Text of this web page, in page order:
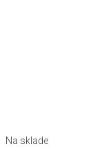
Na sklade